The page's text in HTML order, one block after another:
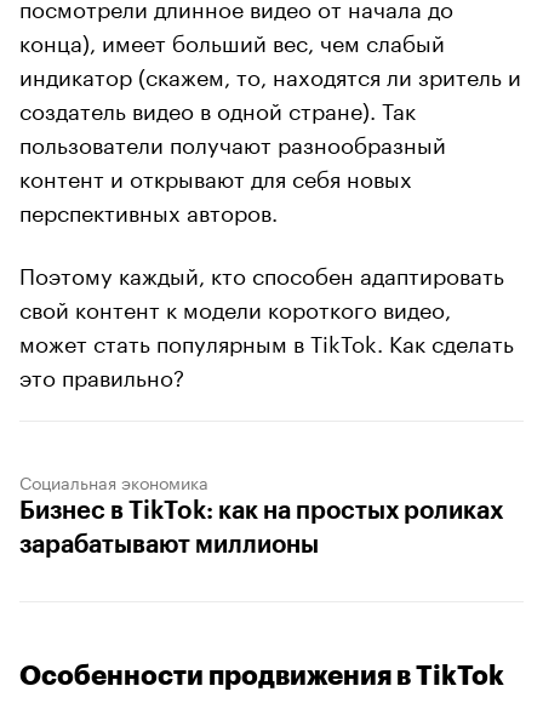
конца), имеет больший вес, чем слабый
индикатор (скажем, то, находятся ли зритель и
создатель видео в одной стране). Так
пользователи получают разнообразный
контент и открывают для себя новых
перспективных авторов.
Поэтому каждый, кто способен адаптировать
свой контент к модели короткого видео,
может стать популярным в TikTok. Как сделать
это правильно?
Социальная экономика
Бизнес в TikTok: как на простых роликах
зарабатывают миллионы
Особенности продвижения в TikTok